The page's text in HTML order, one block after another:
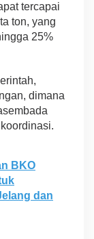
tercapai
ton, yang
25%
dimana
BKO
dan